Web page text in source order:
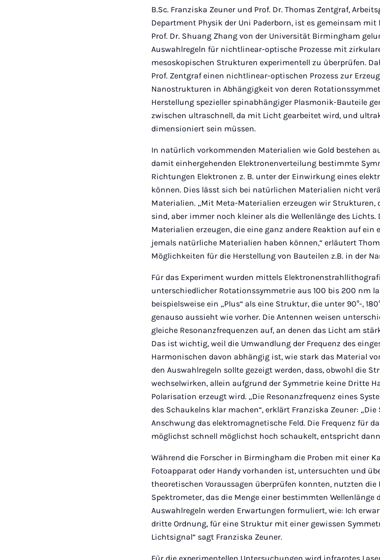
B.Sc. Franziska Zeuner und Prof. Dr. Thomas Zentgraf,
Department Physik der Uni Paderborn, ist es gemeinsam mit
Prof. Dr. Shuang Zhang von der Universität Birmingham
Auswahlregeln für nichtlinear-optische Prozesse mit
mesoskopischen Strukturen experimentell zu überprüfen.
Prof. Zentgraf einen nichtlinear-optischen Prozess zur
Nanostrukturen in Abhängigkeit von deren
Herstellung spezieller spinabhängiger Plasmonik-Bauteile
zwischen ultraschnell, da mit Licht gearbeitet wird, und
dimensioniert sein müssen.
In natürlich vorkommenden Materialien wie Gold bestehen
damit einhergehenden Elektronenverteilung bestimmte
Richtungen Elektronen z. B. unter der Einwirkung eines
können. Dies lässt sich bei natürlichen Materialien nicht
Materialien. „Mit Meta-Materialien erzeugen wir Strukturen,
sind, aber immer noch kleiner als die Wellenlänge des
Materialien erzeugen, die eine ganz andere Reaktion auf ein
jemals natürliche Materialien haben können,“ erläutert
Möglichkeiten für die Herstellung von Bauteilen z.B. in der
Für das Experiment wurden mittels
unterschiedlicher Rotationssymmetrie aus 100 bis 200 nm
beispielsweise ein „Plus“ als eine Struktur, die unter 90°-,
genauso aussieht wie vorher. Die Antennen weisen
gleiche Resonanzfrequenzen auf, an denen das Licht am
Das ist wichtig, weil die Umwandlung der Frequenz des
Harmonischen davon abhängig ist, wie stark das Material
den Auswahlregeln sollte gezeigt werden, dass, obwohl die
wechselwirken, allein aufgrund der Symmetrie keine Dritte
Polarisation erzeugt wird. „Die Resonanzfrequenz eines
des Schaukelns klar machen“, erklärt Franziska Zeuner:
Anschwung das elektromagnetische Feld. Die Frequenz für
möglichst schnell möglichst hoch schaukelt, entspricht dann
Während die Forscher in Birmingham die Proben mit einer
Fotoapparat oder Handy vorhanden ist, untersuchten und
theoretischen Voraussagen überprüfen konnten, nutzten die
Spektrometer, das die Menge einer bestimmten Wellenlänge
Auswahlregeln werden Erwartungen formuliert, wie: Ich
dritte Ordnung, für eine Struktur mit einer gewissen
Lichtsignal“ sagt Franziska Zeuner.